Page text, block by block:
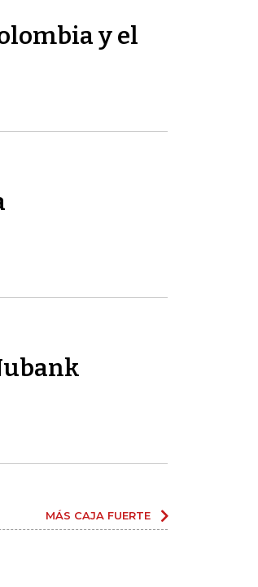
y el
MÁS CAJA FUERTE